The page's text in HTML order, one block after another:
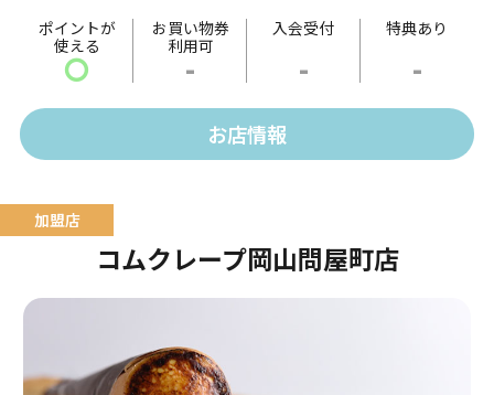
です！
テラス席では手ぶらでBBQもお楽しみいただけます。
テラスはワンちゃんもOK！
ポイントが
使える
〇
お買い物券
利用可
-
入会受付
-
特典あり
-
お店情報
コムクレープ岡山問屋町店